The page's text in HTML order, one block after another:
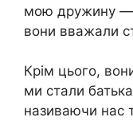
мою дружину —
вони вважали
Крім цього,
ми стали
називаючи нас